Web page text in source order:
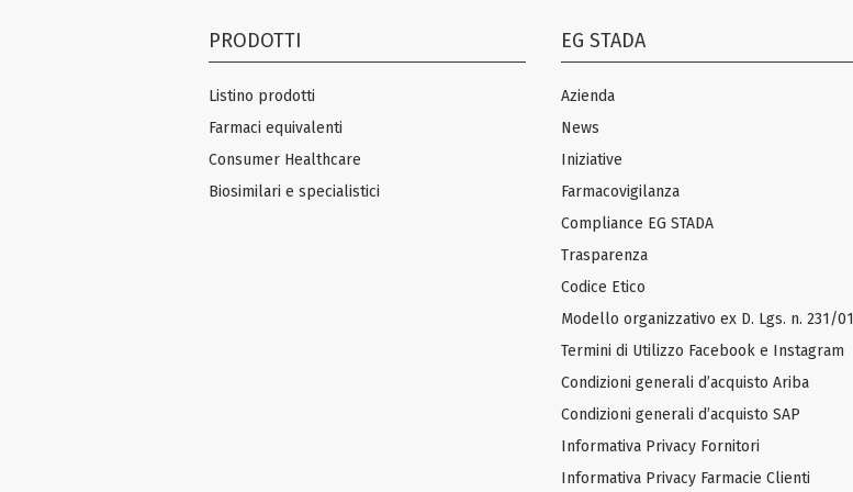
PRODOTTI
Listino prodotti
Farmaci equivalenti
Consumer Healthcare
Biosimilari e specialistici
EG STADA
Azienda
News
Iniziative
Farmacovigilanza
Compliance EG STADA
Trasparenza
Codice Etico
Modello organizzativo ex D. Lgs. n. 231/01
Termini di Utilizzo Facebook e Instagram
Condizioni generali d’acquisto Ariba
Condizioni generali d’acquisto SAP
Informativa Privacy Fornitori
Informativa Privacy Farmacie Clienti